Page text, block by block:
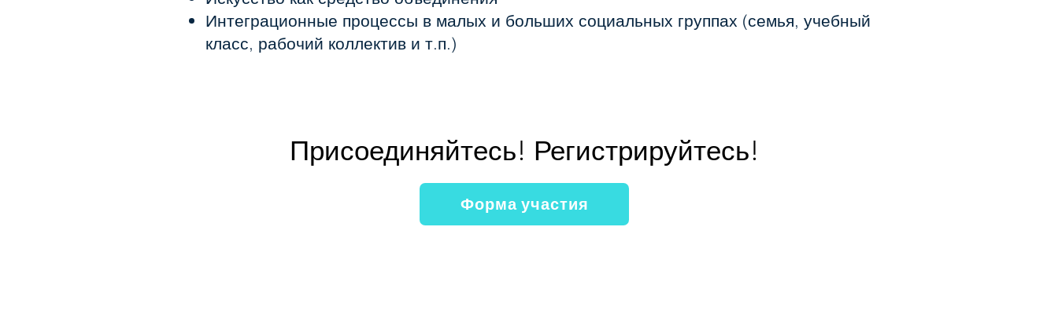
Интеграционные процессы в малых и больших социальных группах (семья, учебный
класс, рабочий коллектив и т.п.)
Присоединяйтесь! Регистрируйтесь!
Форма участия